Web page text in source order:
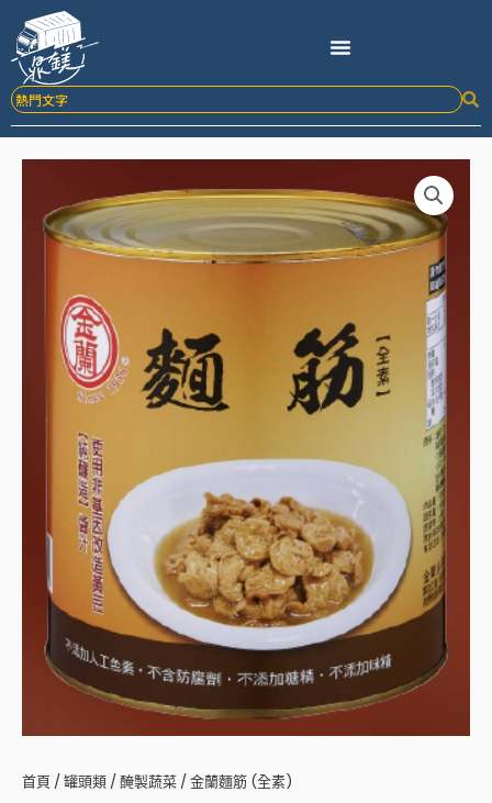
要
內
首頁 / 罐頭類 / 醃製蔬菜 / 金蘭麵筋 (全素)